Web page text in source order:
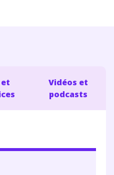
Vidéos et
podcasts